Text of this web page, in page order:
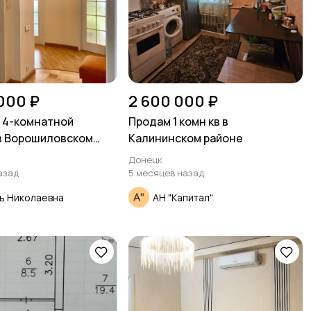
₽
комнатной
Ворошиловском
Николаевна
2 600 000 ₽
Продам 1 комн кв в
Калининском районе
Донецк
5 месяцев назад
АН "Капитал"